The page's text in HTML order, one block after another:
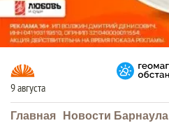
9 августа
Главная Новости Барнаула